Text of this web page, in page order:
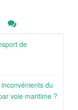
de
du
voie maritime ?